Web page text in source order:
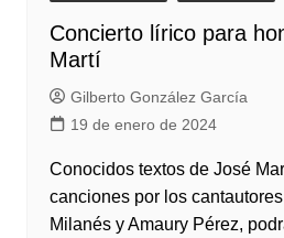
Concierto lírico para
Martí
Gilberto González García
19 de enero de 2024
Conocidos textos de José
canciones por los
Milanés y Amaury Pérez,